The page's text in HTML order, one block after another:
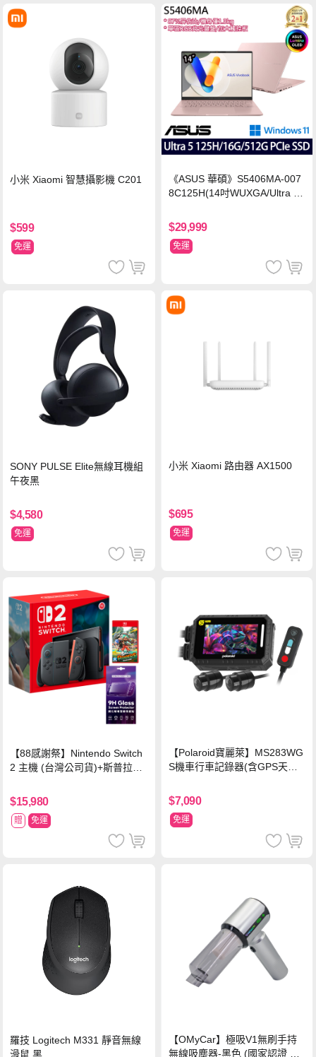
小米 Xiaomi 智慧攝影機 C201
$599
免運
《ASUS 華碩》S5406MA-007
8C125H(14吋WUXGA/Ultra 5
n11/二年保)
$29,999
免運
SONY PULSE Elite無線耳機組
午夜黑
$4,580
免運
小米 Xiaomi 路由器 AX1500
$695
免運
【88感謝祭】Nintendo Switch
2 主機 (台灣公司貨)+斯普拉遁
$15,980
贈 免運
【Polaroid寶麗萊】MS283WG
S機車行車記錄器(含GPS天線)-
新小蜂鷹)
$7,090
免運
羅技 Logitech M331 靜音無線
滑鼠 黑
【OMyCar】極吸V1無刷手持
無線吸塵器-黑色 (國家認證 一